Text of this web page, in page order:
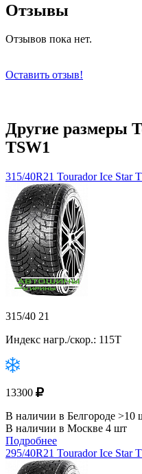
Отзывы
Отзывов пока нет.
Оставить отзыв!
Другие размеры
TSW1
315/40R21 Tourador Ice Star
315/40 21
Индекс нагр./скор.: 115T
13300
В наличии в Белгороде >10
В наличии в Москве 4 шт
Подробнее
295/40R21 Tourador Ice Star